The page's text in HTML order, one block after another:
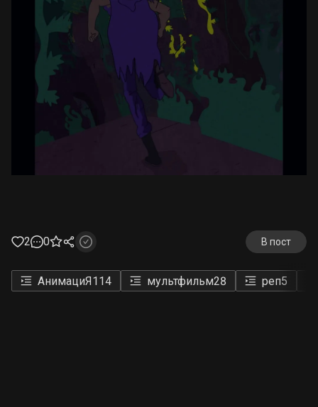
2 0 В пост
АнимациЯ114 мультфильм28 реп5